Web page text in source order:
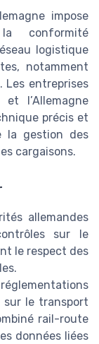
impose
conformité
logistique
notamment
entreprises
l’Allemagne
précis et
la gestion des
cargaisons.
allemandes
sur le
le respect des
sur le transport
rail-route
données liées